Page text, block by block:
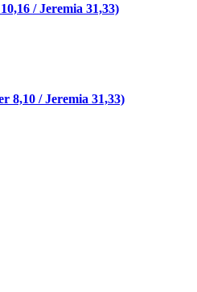
/ Jeremia 31,33)
8,10 / Jeremia 31,33)